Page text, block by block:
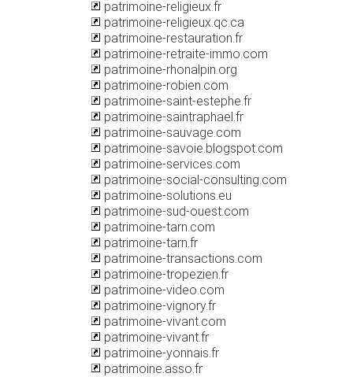
patrimoine-religieux.fr
patrimoine-religieux.qc.ca
patrimoine-restauration.fr
patrimoine-retraite-immo.com
patrimoine-rhonalpin.org
patrimoine-robien.com
patrimoine-saint-estephe.fr
patrimoine-saintraphael.fr
patrimoine-sauvage.com
patrimoine-savoie.blogspot.com
patrimoine-services.com
patrimoine-social-consulting.com
patrimoine-solutions.eu
patrimoine-sud-ouest.com
patrimoine-tarn.com
patrimoine-tarn.fr
patrimoine-transactions.com
patrimoine-tropezien.fr
patrimoine-video.com
patrimoine-vignory.fr
patrimoine-vivant.com
patrimoine-vivant.fr
patrimoine-yonnais.fr
patrimoine.asso.fr